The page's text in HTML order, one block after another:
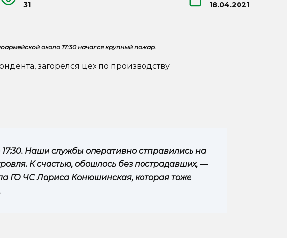
31 18.04.2021
около 17:30 начался крупный пожар.
загорелся цех по производству
Наши службы оперативно отправились на
К счастью, обошлось без пострадавших, —
ГО ЧС Лариса Конюшинская, которая тоже